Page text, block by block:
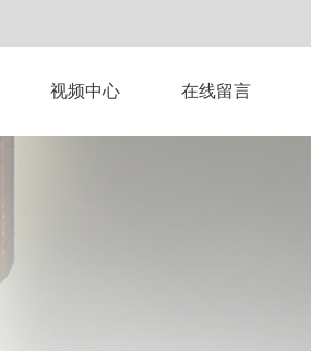
视频中心 在线留言